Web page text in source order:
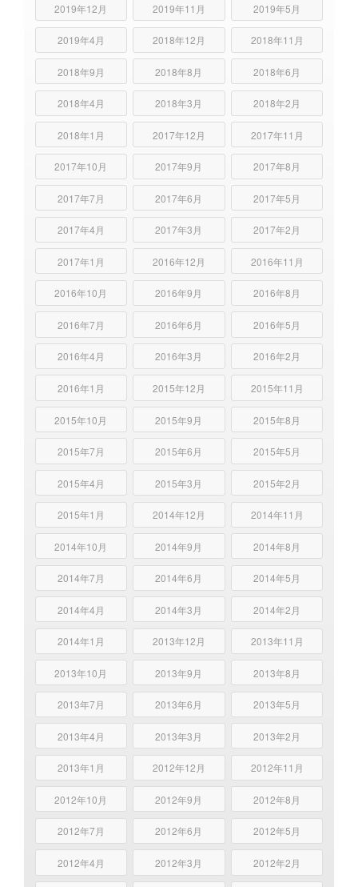
2019年12月 2019年11月 2019年5月
2019年4月 2018年12月 2018年11月
2018年9月 2018年8月 2018年6月
2018年4月 2018年3月 2018年2月
2018年1月 2017年12月 2017年11月
2017年10月 2017年9月 2017年8月
2017年7月 2017年6月 2017年5月
2017年4月 2017年3月 2017年2月
2017年1月 2016年12月 2016年11月
2016年10月 2016年9月 2016年8月
2016年7月 2016年6月 2016年5月
2016年4月 2016年3月 2016年2月
2016年1月 2015年12月 2015年11月
2015年10月 2015年9月 2015年8月
2015年7月 2015年6月 2015年5月
2015年4月 2015年3月 2015年2月
2015年1月 2014年12月 2014年11月
2014年10月 2014年9月 2014年8月
2014年7月 2014年6月 2014年5月
2014年4月 2014年3月 2014年2月
2014年1月 2013年12月 2013年11月
2013年10月 2013年9月 2013年8月
2013年7月 2013年6月 2013年5月
2013年4月 2013年3月 2013年2月
2013年1月 2012年12月 2012年11月
2012年10月 2012年9月 2012年8月
2012年7月 2012年6月 2012年5月
2012年4月 2012年3月 2012年2月